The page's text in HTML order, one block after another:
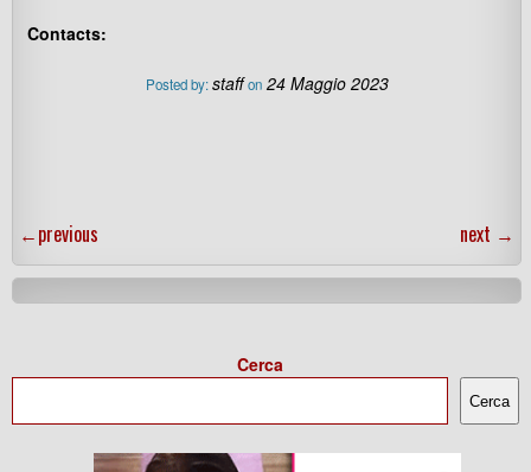
Contacts:
Posted by:staff on 24 Maggio 2023
←previous next →
Cerca
Cerca